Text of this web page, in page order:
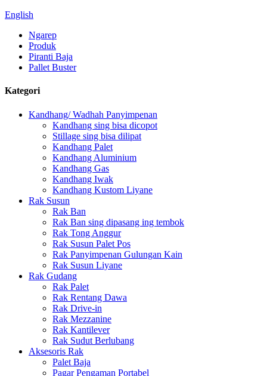
English
Ngarep
Produk
Piranti Baja
Pallet Buster
Kategori
Kandhang/ Wadhah Panyimpenan
Kandhang sing bisa dicopot
Stillage sing bisa dilipat
Kandhang Palet
Kandhang Aluminium
Kandhang Gas
Kandhang Iwak
Kandhang Kustom Liyane
Rak Susun
Rak Ban
Rak Ban sing dipasang ing tembok
Rak Tong Anggur
Rak Susun Palet Pos
Rak Panyimpenan Gulungan Kain
Rak Susun Liyane
Rak Gudang
Rak Palet
Rak Rentang Dawa
Rak Drive-in
Rak Mezzanine
Rak Kantilever
Rak Sudut Berlubang
Aksesoris Rak
Palet Baja
Pagar Pengaman Portabel